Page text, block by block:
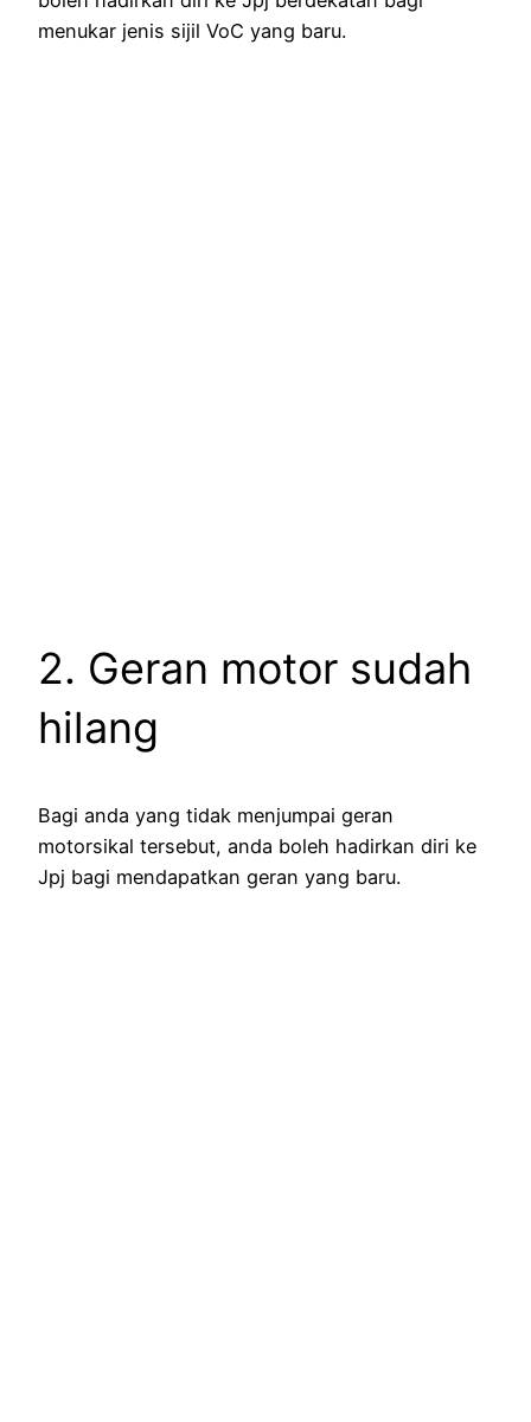
menukar jenis sijil VoC yang baru.
2. Geran motor sudah
hilang
Bagi anda yang tidak menjumpai geran
motorsikal tersebut, anda boleh hadirkan diri ke
Jpj bagi mendapatkan geran yang baru.